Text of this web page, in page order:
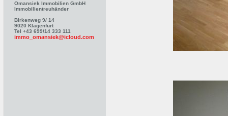
Omansiek Immobilien GmbH
Immobilientreuhänder
Birkenweg 9/ 14
9020 Klagenfurt
Tel +43 699/14 333 111
immo_omansiek@icloud.com